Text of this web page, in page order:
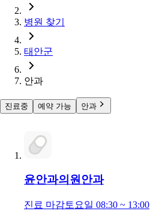
병원 찾기
태안군
안과
진료중 예약 가능 안과
윤안과의원안과
진료 마감토요일 08:30 ~ 13:00